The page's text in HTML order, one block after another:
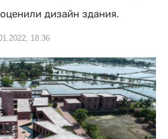
дизайн здания.
18:36